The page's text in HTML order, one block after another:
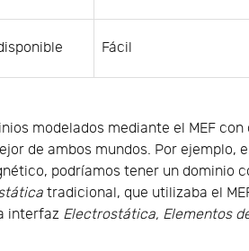
Fácil
modelados mediante el MEF
de ambos mundos. Por ejemplo,
podríamos tener un dominio
tradicional, que utilizaba el
interfaz Electrostática, Elementos